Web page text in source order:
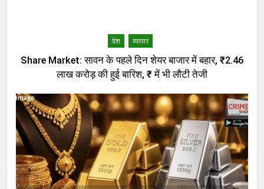
देश व्यापार
Share Market: सावन के पहले दिन शेयर बाजार में बहार, ₹2.46
लाख करोड़ की हुई बारिश, ₹ में भी लौटी तेजी